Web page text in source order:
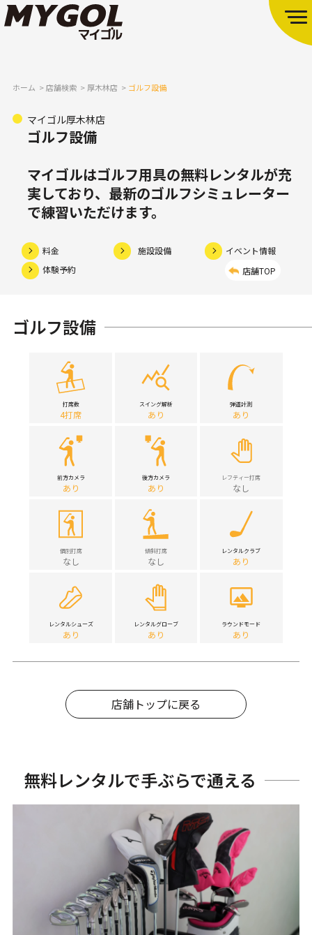
ホーム 店舗検索 厚木林店 ゴルフ設備
マイゴル厚木林店
ゴルフ設備
マイゴルはゴルフ用具の無料レンタルが充
実しており、 最新のゴルフシミュレーター
で練習いただけます。
料金 施設設備
イベント情報
体験予約
店舗TOP
ゴルフ設備
打席数
4打席
スイング解析
あり
弾道計測
あり
前方カメラ
あり
後方カメラ
あり
レフティー打席
なし
個別打席
なし
傾斜打席
なし
レンタルクラブ
あり
レンタルシューズ
あり
レンタルグローブ
あり
ラウンドモード
あり
店舗トップに戻る
無料レンタルで手ぶらで通える